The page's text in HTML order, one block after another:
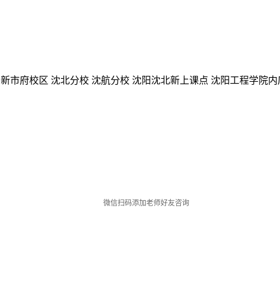
新市府校区 沈北分校 沈航分校 沈阳沈北新上课点 沈阳工程学院内
微信扫码添加老师好友咨询